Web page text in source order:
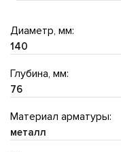
Диаметр, мм:
140
Глубина, мм:
76
Материал арматуры:
металл